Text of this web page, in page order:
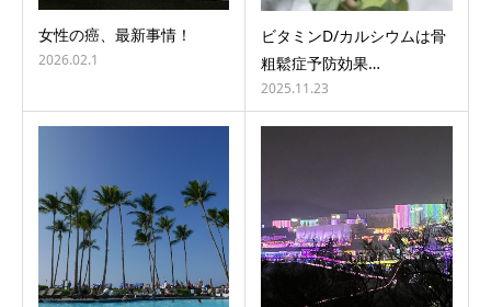
女性の癌、最新事情！
2026.02.1
ビタミンD/カルシウムは骨
粗鬆症予防効果…
2025.11.23